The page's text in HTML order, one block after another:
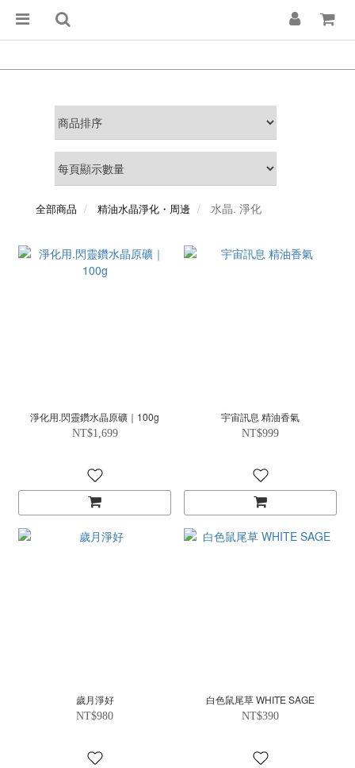
全部商品 精油水晶淨化・周邊 水晶. 淨化
淨化用.閃靈鑽水晶原礦｜100g
NT$1,699
宇宙訊息 精油香氣
NT$999
歲月淨好
NT$980
白色鼠尾草 WHITE SAGE
NT$390